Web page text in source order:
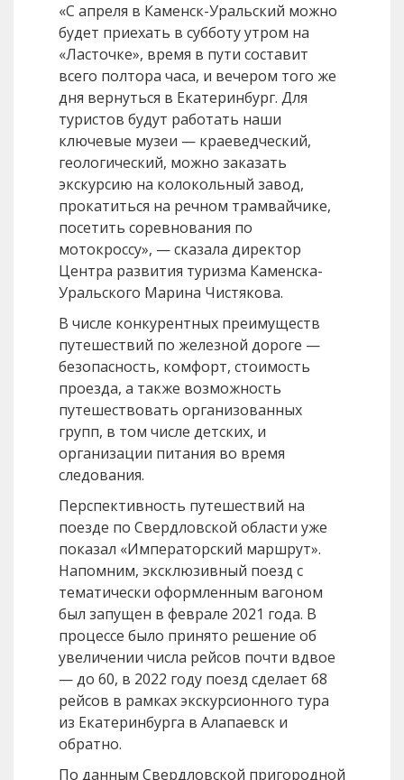
«С апреля в Каменск-Уральский можно
будет приехать в субботу утром на
«Ласточке», время в пути составит
всего полтора часа, и вечером того же
дня вернуться в Екатеринбург. Для
туристов будут работать наши
ключевые музеи — краеведческий,
геологический, можно заказать
экскурсию на колокольный завод,
прокатиться на речном трамвайчике,
посетить соревнования по
мотокроссу», — сказала директор
Центра развития туризма Каменска-
Уральского Марина Чистякова.
В числе конкурентных преимуществ
путешествий по железной дороге —
безопасность, комфорт, стоимость
проезда, а также возможность
путешествовать организованных
групп, в том числе детских, и
организации питания во время
следования.
Перспективность путешествий на
поезде по Свердловской области уже
показал «Императорский маршрут».
Напомним, эксклюзивный поезд с
тематически оформленным вагоном
был запущен в феврале 2021 года. В
процессе было принято решение об
увеличении числа рейсов почти вдвое
— до 60, в 2022 году поезд сделает 68
рейсов в рамках экскурсионного тура
из Екатеринбурга в Алапаевск и
обратно.
По данным Свердловской пригородной